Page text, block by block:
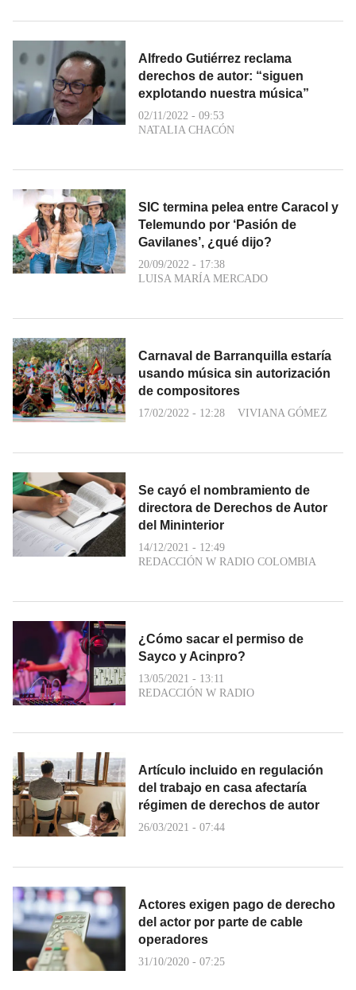
Alfredo Gutiérrez reclama
derechos de autor: “siguen
explotando nuestra música”
02/11/2022 - 09:53
NATALIA CHACÓN
SIC termina pelea entre Caracol y
Telemundo por ‘Pasión de
Gavilanes’, ¿qué dijo?
20/09/2022 - 17:38
LUISA MARÍA MERCADO
Carnaval de Barranquilla estaría
usando música sin autorización
de compositores
17/02/2022 - 12:28 VIVIANA GÓMEZ
Se cayó el nombramiento de
directora de Derechos de Autor
del Mininterior
14/12/2021 - 12:49
REDACCIÓN W RADIO COLOMBIA
¿Cómo sacar el permiso de
Sayco y Acinpro?
13/05/2021 - 13:11
REDACCIÓN W RADIO
Artículo incluido en regulación
del trabajo en casa afectaría
régimen de derechos de autor
26/03/2021 - 07:44
Actores exigen pago de derecho
del actor por parte de cable
operadores
31/10/2020 - 07:25